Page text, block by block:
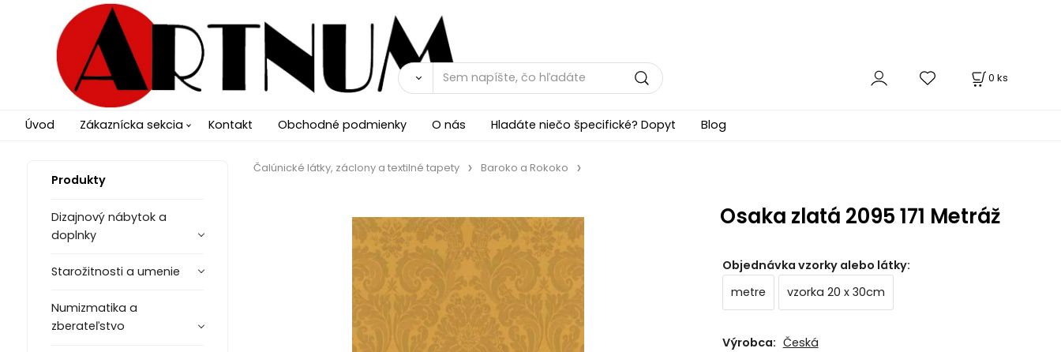
0 ks
Úvod Zákaznícka sekcia Kontakt Obchodné podmienky O nás Hladáte niečo špecifické? Dopyt Blog
Produkty
Dizajnový nábytok a
doplnky
Starožitnosti a umenie
Numizmatika a
zberateľstvo
Čalúnické látky, záclony a textilné tapety Baroko a Rokoko
Osaka zlatá 2095 171 Metráž
Objednávka vzorky alebo látky:
metre
vzorka 20 x 30cm
Výrobca: Česká